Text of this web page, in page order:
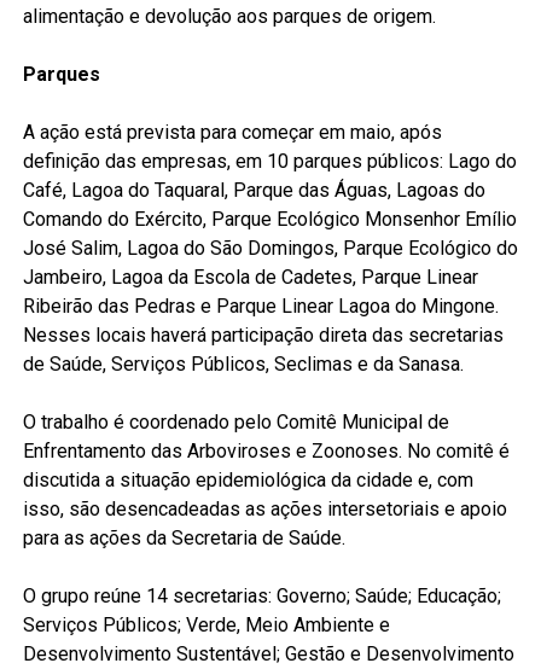
alimentação e devolução aos parques de origem.
Parques
A ação está prevista para começar em maio, após
definição das empresas, em 10 parques públicos: Lago do
Café, Lagoa do Taquaral, Parque das Águas, Lagoas do
Comando do Exército, Parque Ecológico Monsenhor Emílio
José Salim, Lagoa do São Domingos, Parque Ecológico do
Jambeiro, Lagoa da Escola de Cadetes, Parque Linear
Ribeirão das Pedras e Parque Linear Lagoa do Mingone.
Nesses locais haverá participação direta das secretarias
de Saúde, Serviços Públicos, Seclimas e da Sanasa.
O trabalho é coordenado pelo Comitê Municipal de
Enfrentamento das Arboviroses e Zoonoses. No comitê é
discutida a situação epidemiológica da cidade e, com
isso, são desencadeadas as ações intersetoriais e apoio
para as ações da Secretaria de Saúde.
O grupo reúne 14 secretarias: Governo; Saúde; Educação;
Serviços Públicos; Verde, Meio Ambiente e
Desenvolvimento Sustentável; Gestão e Desenvolvimento